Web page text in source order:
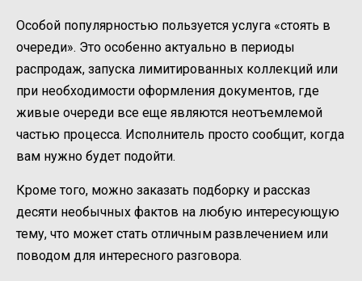
Особой популярностью пользуется услуга «стоять в
очереди». Это особенно актуально в периоды
распродаж, запуска лимитированных коллекций или
при необходимости оформления документов, где
живые очереди все еще являются неотъемлемой
частью процесса. Исполнитель просто сообщит, когда
вам нужно будет подойти.
Кроме того, можно заказать подборку и рассказ
десяти необычных фактов на любую интересующую
тему, что может стать отличным развлечением или
поводом для интересного разговора.